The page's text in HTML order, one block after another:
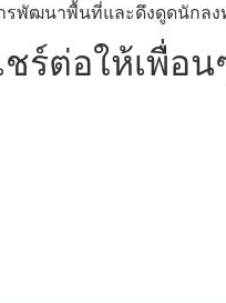
รพัฒนาพื้นที่และดึงดูดนักล
ร์ต่อให้เพื่อน